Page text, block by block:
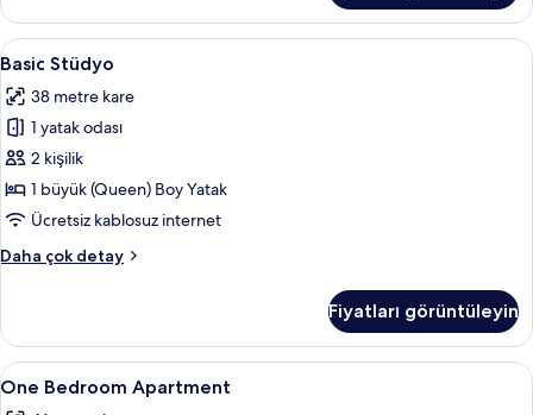
daha
fazla
detay
Basic
Stüdyo
için
tüm
fotoğrafları
görün
Basic Stüdyo | Ütü/ütü masası,
5
Basic Stüdyo
38 metre kare
1 yatak odası
2 kişilik
1 büyük (Queen) Boy Yatak
Ücretsiz kablosuz internet
Daha çok detay
Basic
fazla
detay
Fiyatları görüntüleyin
One
Bedroom
Ütü/ütü masası, ücretsiz kablosuz
23
One Bedroom Apartment